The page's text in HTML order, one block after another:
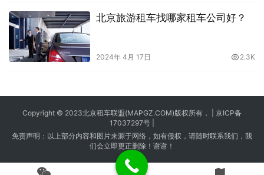
胎、电瓶没电等，道路救援服务可能会提供现场的紧急维修或…
北京旅游租车找哪家租车公司好？
2024年 4月 17日 2.3K
Copyright © 2023北京租车联盟(MAPGZ.COM)版权所有， | 京ICP备
17037297号
免责声明：以上部分内容和图片来源于网络，如有侵权，请随时联系我们，我
们会立即更正删除！谢谢！